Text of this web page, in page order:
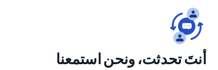
أنتَ تحدثت، ونحن استمعنا